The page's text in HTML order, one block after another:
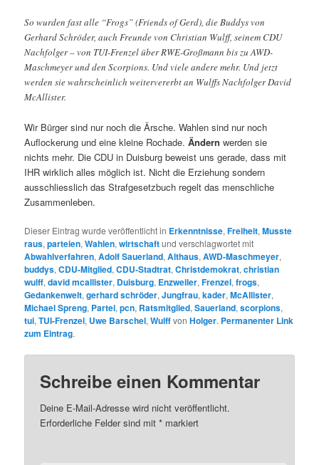
So wurden fast alle “Frogs” (Friends of Gerd), die Buddys von
Gerhard Schröder, auch Freunde von Christian Wulff, seinem CDU
Nachfolger – von TUI-Frenzel über RWE-Großmann bis zu AWD-
Maschmeyer und den Scorpions. Und viele andere mehr. Und jetzt
werden sie wahrscheinlich weitervererbt an Wulffs Nachfolger David
McAllister.
Wir Bürger sind nur noch die Ärsche. Wahlen sind nur noch
Auflockerung und eine kleine Rochade.Ändern werden sie
nichts mehr. Die CDU in Duisburg beweist uns gerade, dass mit
IHR wirklich alles möglich ist. Nicht die Erziehung sondern
ausschliesslich das Strafgesetzbuch regelt das menschliche
Zusammenleben.
Dieser Eintrag wurde veröffentlicht in Erkenntnisse,Freiheit,Musste
raus,parteien,Wahlen,wirtschaftund verschlagwortet mit
Abwahlverfahren,Adolf Sauerland,Althaus,AWD-Maschmeyer,
buddys,CDU-Mitglied,CDU-Stadtrat,Christdemokrat,christian
wulff,david mcallister, Duisburg, Enzweiler,Frenzel,frogs,
Gedankenwelt,gerhard schröder,Jungfrau,kader,McAllister,
Michael Spreng, Partei,pcn, Ratsmitglied,Sauerland,scorpions,
tui,TUI-Frenzel, Uwe Barschel,WulffvonHolger. Permanenter Link
zum Eintrag.
Schreibe einen Kommentar
Deine E-Mail-Adresse wird nicht veröffentlicht.
Erforderliche Felder sind mit* markiert